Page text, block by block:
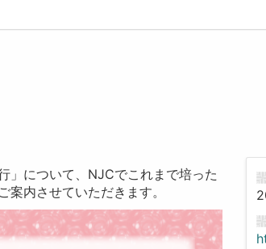
」について、NJCでこれまで培った
内させていただきます。